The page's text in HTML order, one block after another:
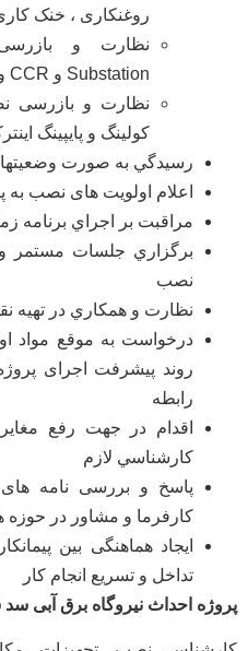
روغنکاری ، خنک
Substation و CCR و باتری روم
نظارت و بازرسی
کولینگ و پایپینگ
رسيدگي به صورت
اعلام اولويت های نصب به
مراقبت بر اجراي برنامه
برگزاري جلسات مستمر
نصب
نظارت و همکاري در تهیه
درخواست به موقع مواد
روند پیشرفت اجرای
رابطه
اقدام در جهت رفع
كارشناسي لازم
پاسخ و بررسی نامه های
کارفرما و مشاور در حوزه
ایجاد هماهنگی بین
تداخل و تسریع انجام کار
پروژه احداث نیروگاه برق آبی